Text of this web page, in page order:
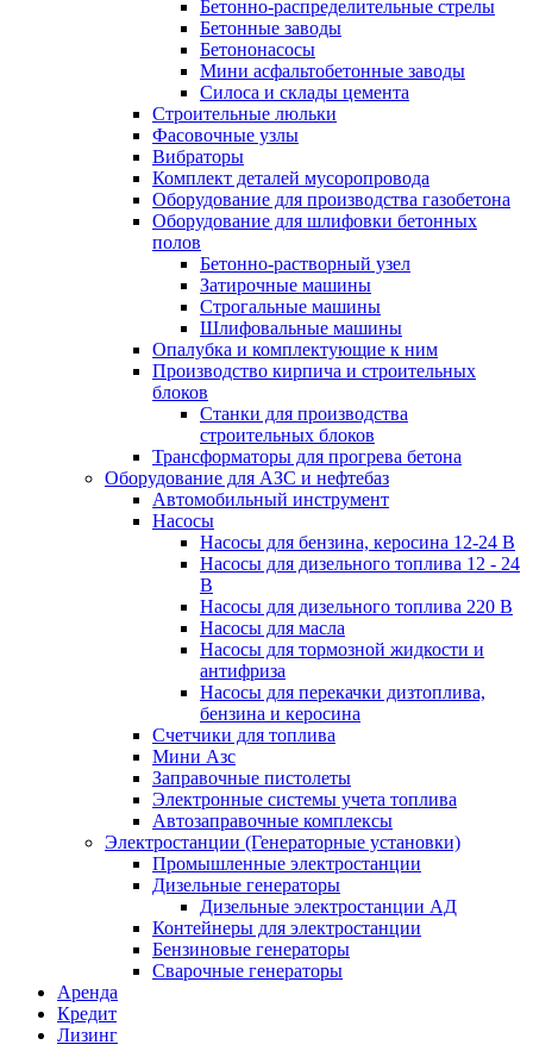
Бетонно-распределительные стрелы
Бетонные заводы
Бетононасосы
Мини асфальтобетонные заводы
Силоса и склады цемента
Строительные люльки
Фасовочные узлы
Вибраторы
Комплект деталей мусоропровода
Оборудование для производства газобетона
Оборудование для шлифовки бетонных
полов
Бетонно-растворный узел
Затирочные машины
Строгальные машины
Шлифовальные машины
Опалубка и комплектующие к ним
Производство кирпича и строительных
блоков
Cтанки для производства
строительных блоков
Трансформаторы для прогрева бетона
Оборудование для АЗС и нефтебаз
Автомобильный инструмент
Насосы
Насосы для бензина, керосина 12-24 В
Насосы для дизельного топлива 12 - 24
В
Насосы для дизельного топлива 220 В
Насосы для масла
Насосы для тормозной жидкости и
антифриза
Насосы для перекачки дизтоплива,
бензина и керосина
Счетчики для топлива
Мини Азс
Заправочные пистолеты
Электронные системы учета топлива
Автозаправочные комплексы
Электростанции (Генераторные установки)
Промышленные электростанции
Дизельные генераторы
Дизельные электростанции АД
Контейнеры для электростанции
Бензиновые генераторы
Сварочные генераторы
Аренда
Кредит
Лизинг